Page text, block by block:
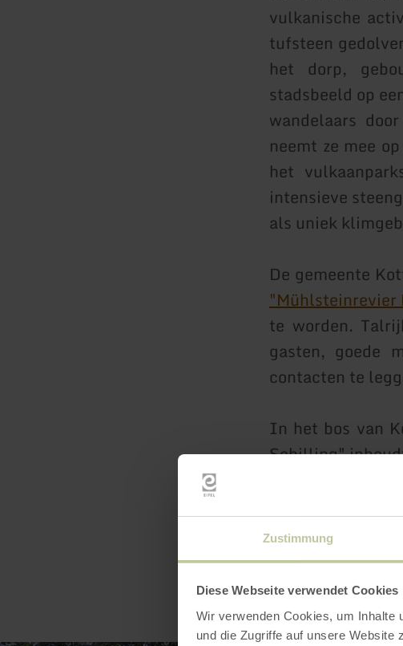
Zustimmung
Diese Webseite verwendet Cookies
Wir verwenden Cookies, um Inhalte
und die Zugriffe auf unsere Website
vulkanische
tufsteen
het dorp,
stadsbeeld op
wandelaars
neemt ze mee
het
intensieve
als uniek
De gemeente
"Mühlsteinrevier
te worden.
gasten, goede
contacten te
In het bos van
Schilling"